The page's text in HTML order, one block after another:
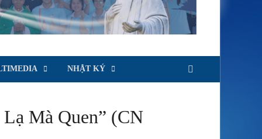
NHẬT KÝ
Mà Quen” (CN